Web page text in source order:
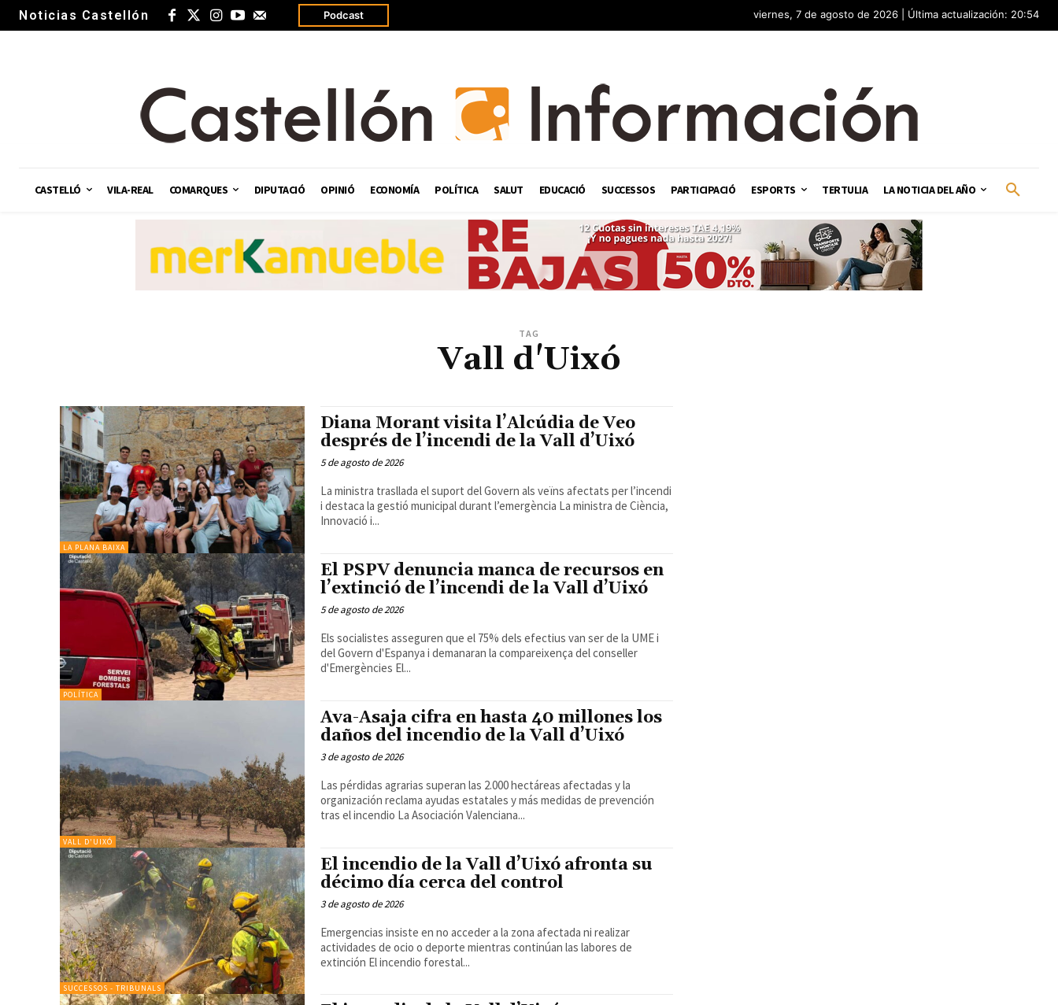
Noticias Castellón Podcast viernes, 7 de agosto de 2026 | Última actualización: 20:54
CASTELLÓ VILA-REAL COMARQUES DIPUTACIÓ OPINIÓ ECONOMÍA POLÍTICA SALUT EDUCACIÓ SUCCESSOS PARTICIPACIÓ ESPORTS TERTULIA LA NOTICIA DEL AÑO
TAG
Vall d'Uixó
LA PLANA BAIXA
Diana Morant visita l’Alcúdia de Veo
després de l’incendi de la Vall d’Uixó
5 de agosto de 2026
La ministra trasllada el suport del Govern als veïns afectats per l’incendi
i destaca la gestió municipal durant l’emergència La ministra de Ciència,
Innovació i...
POLÍTICA
El PSPV denuncia manca de recursos en
l’extinció de l’incendi de la Vall d’Uixó
5 de agosto de 2026
Els socialistes asseguren que el 75% dels efectius van ser de la UME i
del Govern d'Espanya i demanaran la compareixença del conseller
d'Emergències El...
VALL D'UIXÓ
Ava-Asaja cifra en hasta 40 millones los
daños del incendio de la Vall d’Uixó
3 de agosto de 2026
Las pérdidas agrarias superan las 2.000 hectáreas afectadas y la
organización reclama ayudas estatales y más medidas de prevención
tras el incendio La Asociación Valenciana...
SUCCESSOS - TRIBUNALS
El incendio de la Vall d’Uixó afronta su
décimo día cerca del control
3 de agosto de 2026
Emergencias insiste en no acceder a la zona afectada ni realizar
actividades de ocio o deporte mientras continúan las labores de
extinción El incendio forestal...